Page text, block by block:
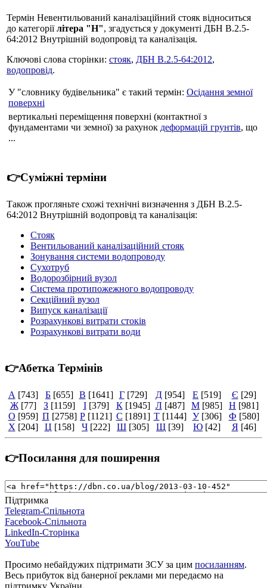
Термін Невентильований каналізаційний стояк відноситься
до категоріїлітера "Н", згадується у документі ДБН В.2.5-
64:2012 Внутрішній водопровід та каналізація.
Ключові слова сторінки: стояк, ДБН В.2.5-64:2012,
водопровід.
У "словнику будівельника" є такий термін: Осідання земної
поверхні
вертикальні переміщення поверхні (контактної з
фундаментами чи земної) за рахунок деформацій грунтів, що
...
👉Суміжні терміни
Також прогляньте схожі технічні визначення з ДБН В.2.5-
64:2012 Внутрішній водопровід та каналізація:
Стояк
Вентильований каналізаційний стояк
Зонування системи водопроводу
Сухотруб
Водорозбірний вузол
Система протипожежного водопроводу
Секційний вузол
Випуск каналізації
Розрахункові витрати стоків
Розрахункові витрати води
👉Абетка Термінів
А [743] Б [655] В [1641] Г [729] Д [954] Е [519] Є [29]
Ж [77] З [1159] І [379] К [1945] Л [487] М [985] Н [981]
О [959] П [2758] Р [1121] С [1891] Т [1144] У [306] Ф [580]
Х [204] Ц [158] Ч [222] Ш [305] Щ [39] Ю [42] Я [46]
👉Посилання для поширення
Підтримка
Telegram-Спільнота
Facebook-Спільнота
LinkedIn-Сторінка
YouTube
Просимо небайдужих підтримати ЗСУ за цим посиланням.
Весь прибуток від банерної реклами ми передаємо на
підтримку України.